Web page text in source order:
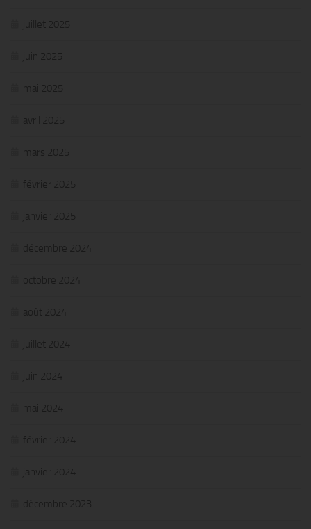
juillet 2025
juin 2025
mai 2025
avril 2025
mars 2025
février 2025
janvier 2025
décembre 2024
octobre 2024
août 2024
juillet 2024
juin 2024
mai 2024
février 2024
janvier 2024
décembre 2023